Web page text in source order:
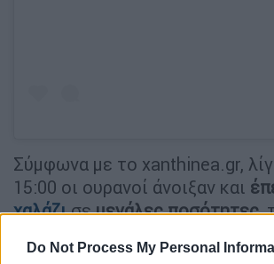
Do Not Process My Personal
Σύμφωνα με το xanthinea.gr,
15:00 οι ουρανοί άνοιξαν και
χαλάζι σεμεγάλες ποσότητες,